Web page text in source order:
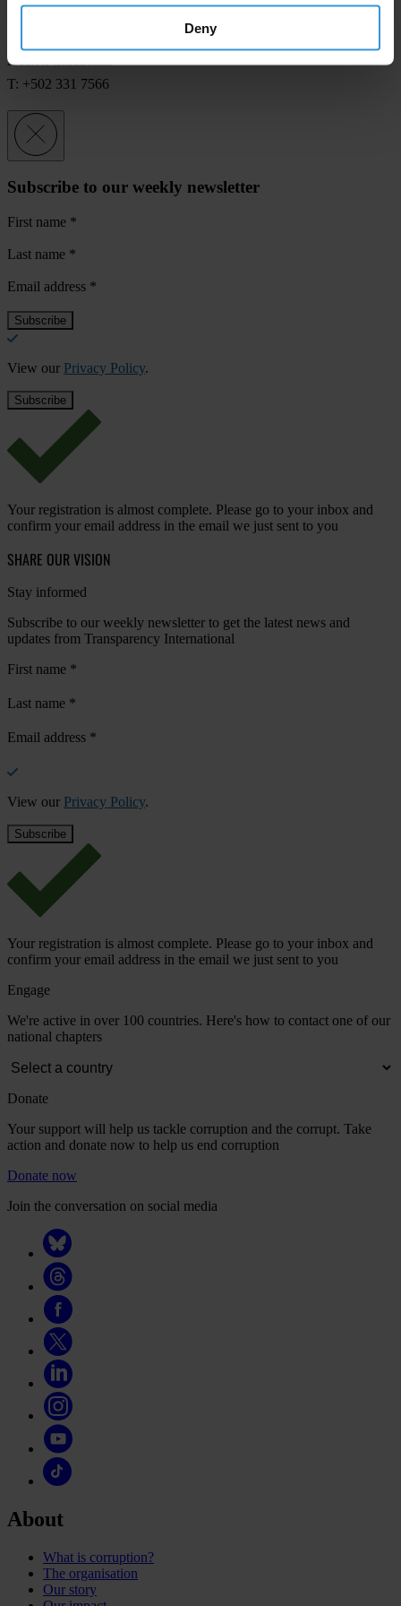
Deny
Mr Oscar Vasquez, Executive Director
Acción Ciudadana
T: +502 331 7566
Subscribe to our weekly newsletter
First name *
Last name *
Email address *
View our Privacy Policy.
Your registration is almost complete. Please go to your inbox and
confirm your email address in the email we just sent to you
SHARE OUR VISION
Stay informed
Subscribe to our weekly newsletter to get the latest news and
updates from Transparency International
First name *
Last name *
Email address *
View our Privacy Policy.
Your registration is almost complete. Please go to your inbox and
confirm your email address in the email we just sent to you
Engage
We're active in over 100 countries. Here's how to contact one of our
national chapters
Donate
Your support will help us tackle corruption and the corrupt. Take
action and donate now to help us end corruption
Donate now
Join the conversation on social media
About
What is corruption?
The organisation
Our story